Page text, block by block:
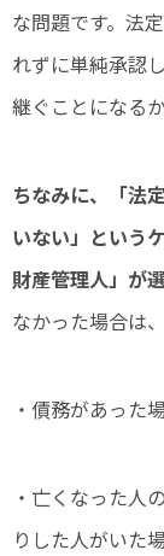
な問題です。法
れずに単純承認
継ぐことになるか
ちなみに、「法
いない」という
財産管理人」が
なかった場合は、
・債務があった
・亡くなった人
りした人がいた